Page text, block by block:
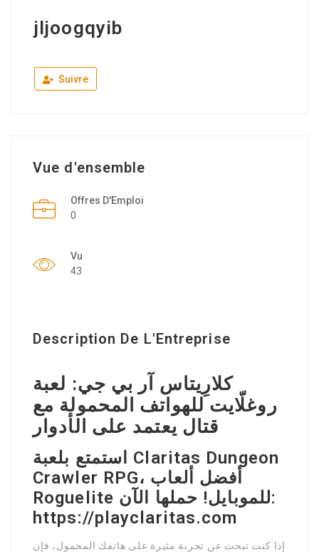
jljoogqyib
Suivre
Vue d'ensemble
Offres D'Emploi
0
Vu
43
Description De L'Entreprise
كلارِيتاس آر بي جي: لعبة
روغلّايت للهواتف المحمولة مع
قتال يعتمد على الأدوار
استمتع بلعبة Claritas Dungeon
Crawler RPG، أفضل ألعاب
Roguelite للموبايل! حملها الآن:
https://playclaritas.com
إذا كنت تبحث عن تجربة مثيرة على هاتفك المحمول، فإن